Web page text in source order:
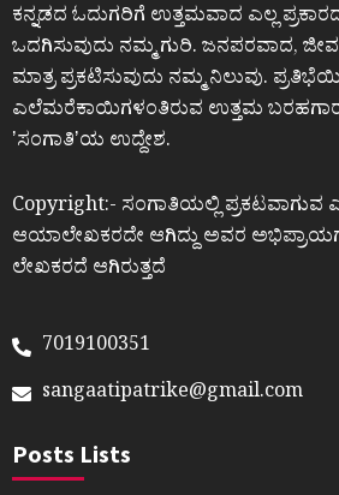
ಕನ್ನಡದ ಓದುಗರಿಗೆ ಉತ್ತಮವಾದ ಎಲ್ಲ
ಒದಗಿಸುವುದು ನಮ್ಮ ಗುರಿ. ಜನಪರವಾದ,
ಮಾತ್ರ ಪ್ರಕಟಿಸುವುದು ನಮ್ಮ ನಿಲುವು.
ಎಲೆಮರೆಕಾಯಿಗಳಂತಿರುವ ಉತ್ತಮ
ʼಸಂಗಾತಿʼಯ ಉದ್ದೇಶ.
Copyright:- ಸಂಗಾತಿಯಲ್ಲಿ ಪ್ರಕಟವಾಗುವ
ಆಯಾಲೇಖಕರದೇ ಆಗಿದ್ದು ಅವರ
ಲೇಖಕರದೆ ಆಗಿರುತ್ತದೆ
7019100351
sangaatipatrike@gmail.com
Posts Lists